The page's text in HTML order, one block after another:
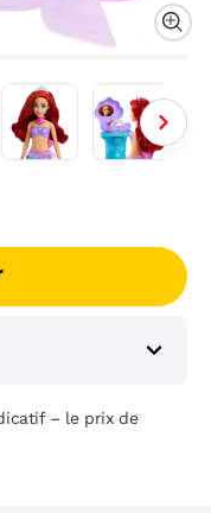
– le prix de